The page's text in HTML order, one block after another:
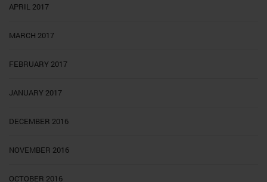
APRIL 2017
MARCH 2017
FEBRUARY 2017
JANUARY 2017
DECEMBER 2016
NOVEMBER 2016
OCTOBER 2016